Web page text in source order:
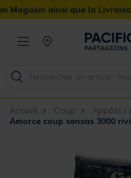
ainsi que la Livraison
Accueil Coup Appâts /
Amorce coup sensas 3000